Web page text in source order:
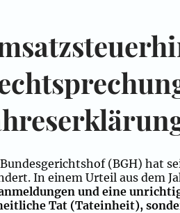
(BGH) hat
In einem Urteil aus dem
und eine
Tat (Tateinheit),